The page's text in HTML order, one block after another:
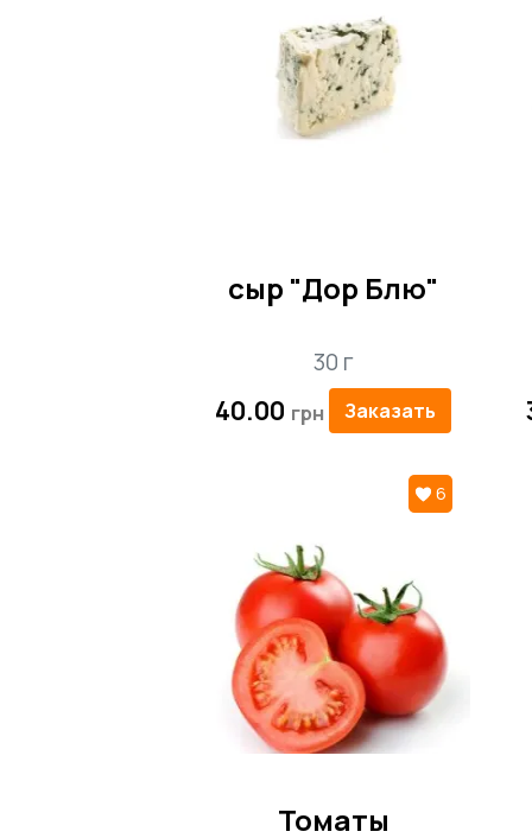
сыр "Дор Блю"
30 г
40.00 Заказать
6
Томаты